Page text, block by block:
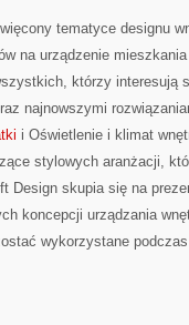
tematyce designu
na urządzenie
którzy interesują
najnowszymi
i Oświetlenie i klimat
stylowych aranżacji,
Design skupia się na
koncepcji urządzania
wykorzystane